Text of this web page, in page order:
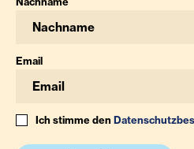
Email
Ich stimme den